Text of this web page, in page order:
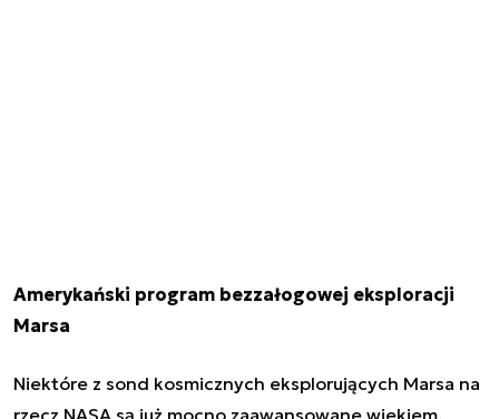
Amerykański program bezzałogowej eksploracji
Marsa
Niektóre z sond kosmicznych eksplorujących Marsa na